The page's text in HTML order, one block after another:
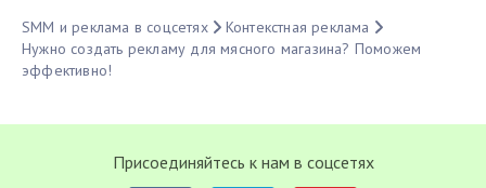
SMM и реклама в соцсетях
Контекстная реклама
Нужно создать рекламу для мясного магазина? Поможем
эффективно!
Присоединяйтесь к нам в соцсетях